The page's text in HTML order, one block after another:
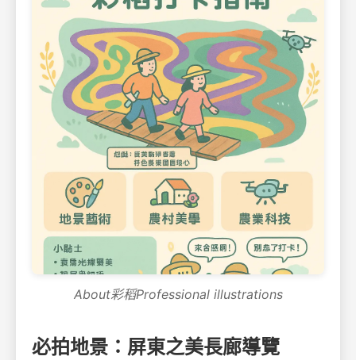
About彩稻Professional illustrations
必拍地景：屏東之美長廊導覽